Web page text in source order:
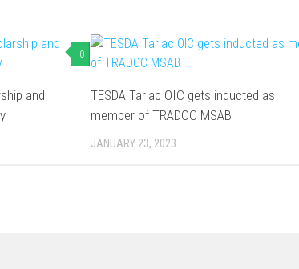
0
and
TESDA Tarlac OIC gets inducted as
member of TRADOC MSAB
JANUARY 23, 2023